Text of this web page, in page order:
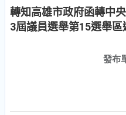
轉知高雄市政府函轉中
3屆議員選舉第15選舉
發布